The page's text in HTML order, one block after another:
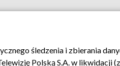
Pomoc Biuro reklamy
śledzenia i zbierania
Polską S.A. w likwidacji